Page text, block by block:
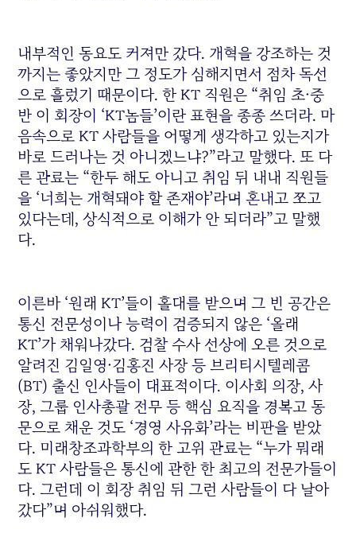
내부적인 동요도 커져만 갔다. 개혁을 강조하는 것
까지는 좋았지만 그 정도가 심해지면서 점차 독선
으로 흘렀기 때문이다. 한 KT 직원은 “취임 초·중
반 이 회장이 ‘KT놈들’이란 표현을 종종 쓰더라. 마
음속으로 KT 사람들을 어떻게 생각하고 있는지가
바로 드러나는 것 아니겠느냐?”라고 말했다. 또 다
른 관료는 “한두 해도 아니고 취임 뒤 내내 직원들
을 ‘너희는 개혁돼야 할 존재야’라며 혼내고 쪼고
있다는데, 상식적으로 이해가 안 되더라”고 말했
다.
이른바 ‘원래 KT’들이 홀대를 받으며 그 빈 공간은
통신 전문성이나 능력이 검증되지 않은 ‘올래
KT’가 채워나갔다. 검찰 수사 선상에 오른 것으로
알려진 김일영·김홍진 사장 등 브리티시텔레콤
(BT) 출신 인사들이 대표적이다. 이사회 의장, 사
장, 그룹 인사총괄 전무 등 핵심 요직을 경복고 동
문으로 채운 것도 ‘경영 사유화’라는 비판을 받았
다. 미래창조과학부의 한 고위 관료는 “누가 뭐래
도 KT 사람들은 통신에 관한 한 최고의 전문가들이
다. 그런데 이 회장 취임 뒤 그런 사람들이 다 날아
갔다”며 아쉬워했다.